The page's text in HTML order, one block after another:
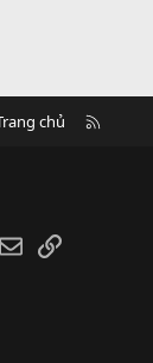
chủ
EmailLink